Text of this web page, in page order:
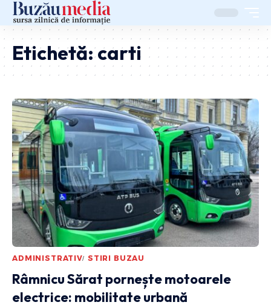
Etichetă:carti
ADMINISTRATIV STIRI BUZAU
Râmnicu Sărat pornește motoarele
electrice: mobilitate urbană